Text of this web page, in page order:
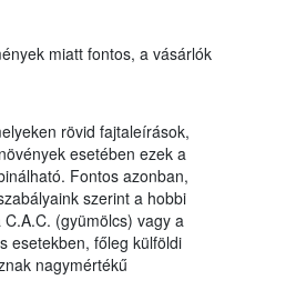
miatt fontos, a vásárlók
rövid fajtaleírások,
esetében ezek a
Fontos azonban,
szerint a hobbi
(gyümölcs) vagy a
esetekben, főleg külföldi
nagymértékű